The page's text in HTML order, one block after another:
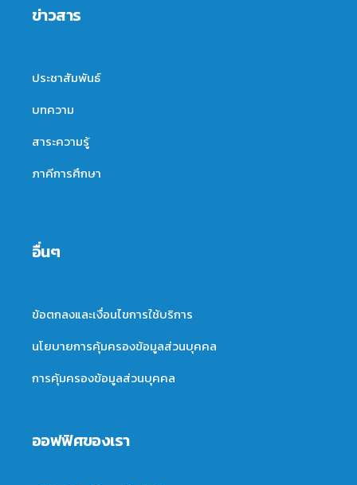
ข่าวสาร
ประชาสัมพันธ์
บทความ
สาระความรู้
ภาคีการศึกษา
อื่นๆ
ข้อตกลงและเงื่อนไขการใช้บริการ
นโยบายการคุ้มครองข้อมูลส่วนบุคคล
การคุ้มครองข้อมูลส่วนบุคคล
ออฟฟิศของเรา